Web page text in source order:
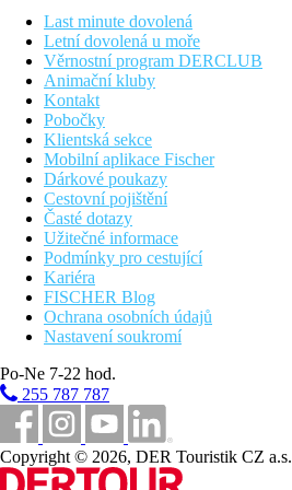
1050 km
Praha
980 km
Brno
920 km
Bratislava
Fotogalerie
Last minute dovolená
Letní dovolená u moře
Věrnostní program DERCLUB
Animační kluby
Kontakt
Pobočky
Klientská sekce
Mobilní aplikace Fischer
Dárkové poukazy
Cestovní pojištění
Časté dotazy
Užitečné informace
Podmínky pro cestující
Kariéra
FISCHER Blog
Ochrana osobních údajů
Nastavení soukromí
Po-Ne 7-22 hod.
255 787 787
Copyright © 2026, DER Touristik CZ a.s.